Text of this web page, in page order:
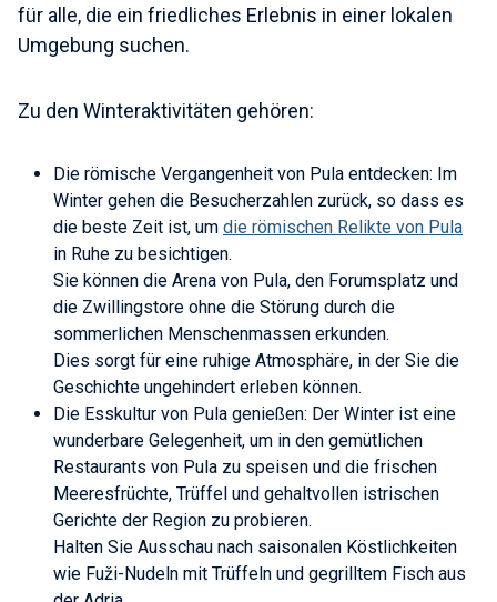
für alle, die ein friedliches Erlebnis in einer lokalen
Umgebung suchen.
Zu den Winteraktivitäten gehören:
Die römische Vergangenheit von Pula entdecken: Im
Winter gehen die Besucherzahlen zurück, so dass es
die beste Zeit ist, um die römischen Relikte von Pula
in Ruhe zu besichtigen.
Sie können die Arena von Pula, den Forumsplatz und
die Zwillingstore ohne die Störung durch die
sommerlichen Menschenmassen erkunden.
Dies sorgt für eine ruhige Atmosphäre, in der Sie die
Geschichte ungehindert erleben können.
Die Esskultur von Pula genießen: Der Winter ist eine
wunderbare Gelegenheit, um in den gemütlichen
Restaurants von Pula zu speisen und die frischen
Meeresfrüchte, Trüffel und gehaltvollen istrischen
Gerichte der Region zu probieren.
Halten Sie Ausschau nach saisonalen Köstlichkeiten
wie Fuži-Nudeln mit Trüffeln und gegrilltem Fisch aus